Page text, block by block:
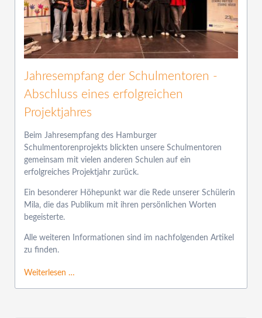
Jahresempfang der Schulmentoren -
Abschluss eines erfolgreichen
Projektjahres
Beim Jahresempfang des Hamburger
Schulmentorenprojekts blickten unsere Schulmentoren
gemeinsam mit vielen anderen Schulen auf ein
erfolgreiches Projektjahr zurück.
Ein besonderer Höhepunkt war die Rede unserer Schülerin
Mila, die das Publikum mit ihren persönlichen Worten
begeisterte.
Alle weiteren Informationen sind im nachfolgenden Artikel
zu finden.
Weiterlesen …